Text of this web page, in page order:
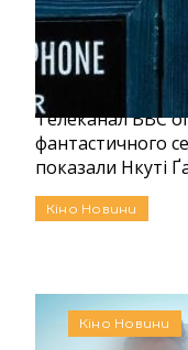
Кіно Новини
Нкуті Ґатва і
спецепізоду
Телеканал BBC
фантастичного
показали Нкуті
Кіно Новини